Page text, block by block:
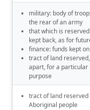
military: body of
the rear of an army
that which is
kept back, as for
finance: funds kept
tract of land
apart, for a particular
purpose
tract of land
Aboriginal people